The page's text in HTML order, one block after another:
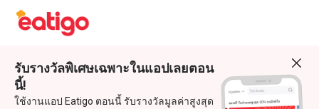
รับรางวัลพิเศษเฉพาะในแอปเลยตอน
นี้!
ใช้งานแอป Eatigo ตอนนี้ รับรางวัลมูลค่าสูงสุด